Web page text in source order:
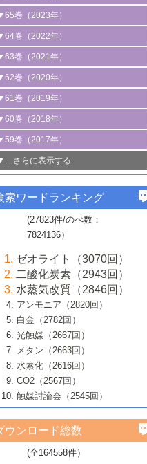
媒開発
有機分子変換やCO 資源化のための
触媒に関する最近の研究
号 第137回触媒討論会（2026年）
ンケミカル製造
2号 水素製造のための水分解技術に関す
最近の研究
オレフィン系樹脂の精密合成に関す
る最新技術
号 アルコール類の効率的変換を実現す
非貴金属触媒の研究動向
5号 ゼオライトの合成と応用における研
動向
ヘテロ接合界面
号 第135回触媒討論会（2025年）
号 低次元ナノ構造を有する触媒材料
号 規制反応場を活用した固体触媒研究
新展開
未踏分子変換を目指した酸化触媒プ
ロセスの最前線
4号 シンクロトロン放射光および中性子
を利用した触媒解析技術の最先端
号 単原子触媒
号 参照触媒委員会からのお知らせ
号 第133回触媒討論会（2023年）
巻（2023年）
号 炭素が関わる触媒機能
号 プラスチックケミカルリサイクルの
めの触媒技術
非酸化物系金属化合物を基盤とした
触媒材料の開発
4号 格子酸素・格子酸素欠陥を利用した
媒反応
号 生体触媒によるエネルギー変換反応
窒素とリンの循環のための触媒・機
性材料
巻（2022年）
号 合成ガス製造とCOを用いるケミカル
ズ合成の最新動向
化学品合成のための合金触媒開発
CO の排出削減および有効活用のた
の触媒技術
若手による情報発信企画～とびたて
き触媒の研究者たち～（1）
き触媒の研究者たち～（2）
6号 石油のノーブル・ユースを志向した
触媒技術
大学：オンライン・対面開催）
巻（2021年）
号 金触媒の新展開
号 ペロブスカイト
号 特殊反応場を利用した触媒的分子変
反応
多孔質材料を用いた触媒の新展開
情報学的手法を用いた触媒開発
カーボンニュートラルに向けた電解
術
B号 第127回触媒討論会（2021年・オン
ライン開催(Zoom)のみ）
巻（2020年）
号 触媒設計を拓く欠陥構造のキャラク
タリゼーション
機能化学品製造に資するクリーンな
媒的酸化反応
3号 水処理のための触媒化学
光触媒を用いた水分解の最新の研究
向
5号 次世代の触媒プロセスを支えるマイ
6号 メタン転換技術の最新動向
B号 第125回触媒討論会（2020年・工学
院大学）
巻（2019年）
号 物質移動制御に着目した触媒プロセ
ス開発
CO2 フリー水素サプライチェーンに
わる触媒開発動向
精密高分子合成に関する最近の研究
向
4号 バイオマス化成品製造のための触媒
5号 固体触媒による含窒素有機化合物変
換の最前線
6号 貴金属使用量低減に向けた自動車排
ガス浄化触媒の開発
B号 第123回触媒討論会（2019年・大阪
巻（2018年）
号 固体酸触媒の最新の研究動向
号 二酸化炭素からの有用化学品合成
ナノ粒子・クラスター触媒の最前線
60周年記念企画
5号 進化するゼオライト合成技術
6号 非貴金属系触媒における電気化学的
B号 第121回触媒討論会（2018年・東京
大学）
巻（2017年）
号 いたるところに，触媒
先端技術
3号 無機分離膜材料の開発と触媒反応プ
ロセスへの適用
5号 水素のふるまいを解き明かす最先端
研究
6号 低級アルカンの有効利用のための触
媒技術
B号 第119回触媒討論会（2017年・首都
大学東京）
さらに表示する
号 ユニークな構造の高分子を生み出す触
2号 リグニンからの化成品製造に向けた触
媒技術
3号 触媒研究の最先端～とびたて若き研究
者たち～（1）
4号 触媒研究の最先端～とびたて若き研究
者たち～（2）
5号 触媒研究の最先端～とびたて若き研究
者たち～（3）
6号 イオニクス材料と燃料電池・電解合成
の最新の研究動向
号 第117回触媒討論会（2016年・大阪府
大学）
巻（2015年）
1号 水素キャリアにかかわる触媒技術の新
2号 石油精製用触媒の最近の進展
3号 固体酸化物形燃料電池（SOFC）におけ
るアノード触媒上での燃料直接改質技術
4号 コアシェル構造の制御による触媒機能
5号 工業触媒およびその周辺技術の最近の
進歩
6号 ナノシート
B号 第115回触媒討論会（2015年・成蹊大
▼56巻（2014年）
2号 光触媒反応機構に関する最新の研究動
向
開発動向
4号 人工光合成に向けた近年のアプローチ
5号 未利用熱エネルギーの有効活用に貢献
する触媒技術
6号 ポリオキソメタレート
号 第113回触媒討論会（2014年・ロワジ
ルホテル豊橋）
1号 高耐久性燃料電池システム用触媒にお
ける新展開
2号 リビングラジカル重合の最近の動向
3号 天然ガスの化学工業的展開に関する触
媒技術
4号 貴金属触媒の精密構造制御とその活用
5号 バイオマス化成品製造のための固体触
号 ナノ空間─吸着状態解析から新機能開拓
号 第111回触媒討論会（2013年・関西大
▼54巻（2012年）
1号 規則性多孔体の利用技術における最近
の進歩
2号 第109回触媒討論会
3号 貴金属低減技術の最新動向
4号 貴金属代替技術の最新動向
5号 光触媒による物質変換反応の新展開
6号 グラフェン
号 水素を利用する化成品合成の新潮流
▼53巻（2011年）
1号 金属学から見る合金触媒の新展開
2号 第107回触媒討論会
3号 触媒のその場観察法の進歩（１）
4号 触媒のその場観察法の進歩（２）
5号 不活性結合の触媒的活性化による有機
合成
号 新しい固体酸触媒技術
7号 ゼオライト合成における最近の進歩
▼52巻（2010年）
1号 触媒の劣化対策と長寿命触媒開発
2号 第105回触媒討論会
3号 ナノ構造が拓く新機能
4号 活性サイトおよびその環境の精密な設
計による触媒の高機能化
号 触媒を有効に使うための技術
7号 有機分子触媒による精密有機合成
1号 炭素材料－熱い注目を集める材料－
2号 第103回触媒討論会
3号 環境浄化用光触媒の現状と課題
号 水素社会の実現に向けた水素製造・貯
技術の進歩
号 CO2が関わる触媒・材料
▼50巻（2008年）
1号 触媒化学と学会のこの10年，半世紀，
そして未来
2号 第101回触媒討論会
号 錯体を利用したユニークな表面構造の
構築と機能
▼49巻（2007年）
1号 含フッ素化合物の合成と触媒
号 第99回触媒討論会
号 実用的ファインケミカル合成プロセス
実現する触媒
▼48巻（2006年）
号 固体酸触媒の最近の進歩
号 第97回触媒討論会
3号 リビング重合触媒の最近の展開
号 最近の触媒担体とその効果
2号 第95回触媒討論会
巻（2004年）
1号 部分酸化反応触媒の最前線
▼45巻（2003年）
索ワードランキング
(27823件/のべ数：
7824136）
ゼオライト（3070回）
二酸化炭素（2943回）
水蒸気改質（2846回）
アンモニア（2820回）
白金（2782回）
光触媒（2667回）
メタン（2663回）
水素化（2616回）
CO2（2567回）
触媒討論会（2545回）
ウンロード総数
(全164558件）